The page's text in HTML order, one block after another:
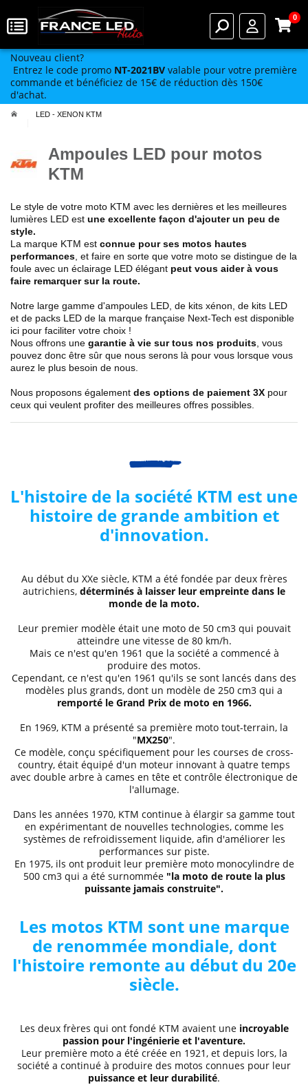
0
Nouveau client?
Entrez le code promo NT-2021BV valable pour votre première
commande et bénéficiez de 15€ de réduction dès 150€
d'achat.
LED - XENON KTM
Ampoules LED pour motos
KTM
Le style de votre moto KTM avec les dernières et les meilleures
lumières LED est une excellente façon d'ajouter un peu de
style.
La marque KTM est connue pour ses motos hautes
performances , et faire en sorte que votre moto se distingue de la
foule avec un éclairage LED élégant peut vous aider à vous
faire remarquer sur la route.
Notre large gamme d'ampoules LED, de kits xénon, de kits LED
et de packs LED de la marque française Next-Tech est disponible
ici pour faciliter votre choix !
Nous offrons une garantie à vie sur tous nos produits , vous
pouvez donc être sûr que nous serons là pour vous lorsque vous
aurez le plus besoin de nous.
Nous proposons également des options de paiement 3X pour
ceux qui veulent profiter des meilleures offres possibles.
L'histoire de la société KTM est une
histoire de grande ambition et
d'innovation.
Au début du XXe siècle, KTM a été fondée par deux frères
autrichiens, déterminés à laisser leur empreinte dans le
monde de la moto.
Leur premier modèle était une moto de 50 cm3 qui pouvait
atteindre une vitesse de 80 km/h.
Mais ce n'est qu'en 1961 que la société a commencé à
produire des motos.
Cependant, ce n'est qu'en 1961 qu'ils se sont lancés dans des
modèles plus grands, dont un modèle de 250 cm3 qui a
remporté le Grand Prix de moto en 1966.
En 1969, KTM a présenté sa première moto tout-terrain, la
"MX250".
Ce modèle, conçu spécifiquement pour les courses de cross-
country, était équipé d'un moteur innovant à quatre temps
avec double arbre à cames en tête et contrôle électronique de
l'allumage.
Dans les années 1970, KTM continue à élargir sa gamme tout
en expérimentant de nouvelles technologies, comme les
systèmes de refroidissement liquide, afin d'améliorer les
performances sur piste.
En 1975, ils ont produit leur première moto monocylindre de
500 cm3 qui a été surnommée "la moto de route la plus
puissante jamais construite".
Les motos KTM sont une marque
de renommée mondiale, dont
l'histoire remonte au début du 20e
siècle.
Les deux frères qui ont fondé KTM avaient une incroyable
passion pour l'ingénierie et l'aventure.
Leur première moto a été créée en 1921, et depuis lors, la
société a continué à produire des motos connues pour leur
puissance et leur durabilité.